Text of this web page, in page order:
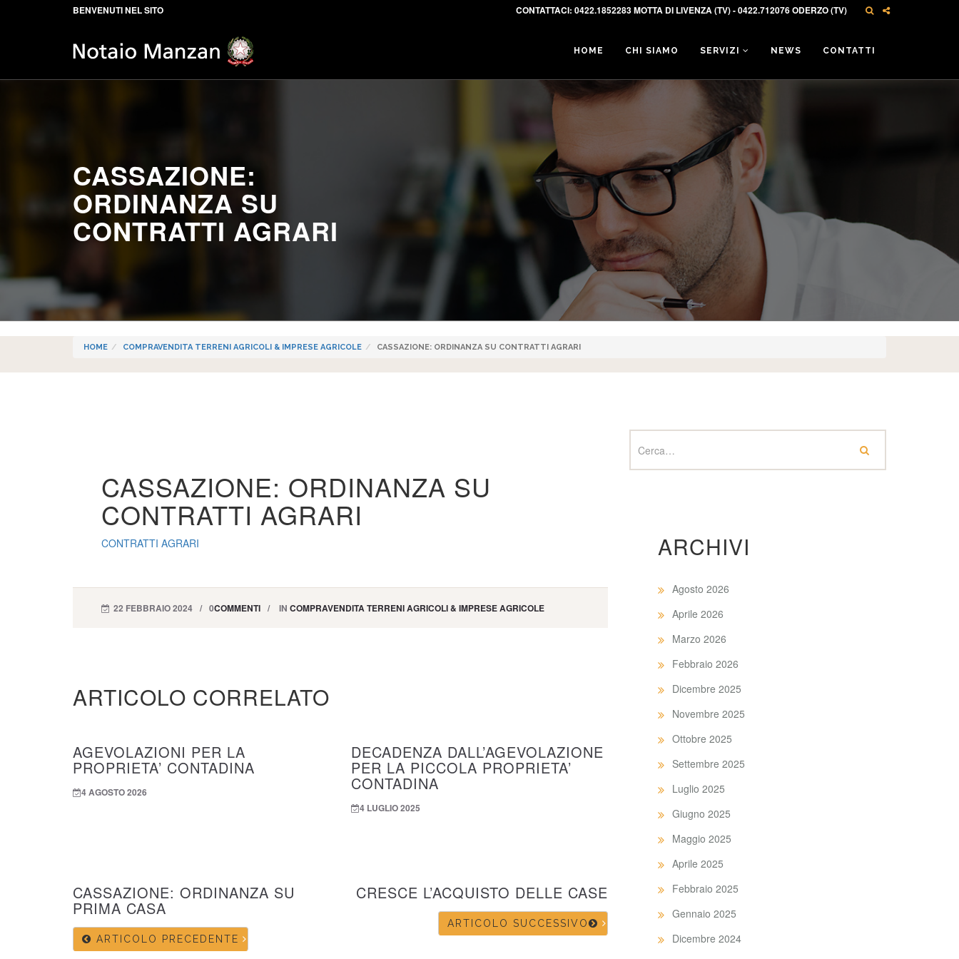
BENVENUTI NEL SITO CONTATTACI: 0422.1852283 MOTTA DI LIVENZA (TV) - 0422.712076 ODERZO (TV)
HOME CHI SIAMO SERVIZI NEWS CONTATTI
CASSAZIONE:
ORDINANZA SU
CONTRATTI AGRARI
HOME COMPRAVENDITA TERRENI AGRICOLI & IMPRESE AGRICOLE CASSAZIONE: ORDINANZA SU CONTRATTI AGRARI
CASSAZIONE: ORDINANZA SU
CONTRATTI AGRARI
CONTRATTI AGRARI
22 FEBBRAIO 2024 0COMMENTI IN COMPRAVENDITA TERRENI AGRICOLI & IMPRESE AGRICOLE
ARTICOLO CORRELATO
AGEVOLAZIONI PER LA
PROPRIETA’ CONTADINA
4 AGOSTO 2026
DECADENZA DALL’AGEVOLAZIONE
PER LA PICCOLA PROPRIETA’
CONTADINA
4 LUGLIO 2025
CASSAZIONE: ORDINANZA SU
PRIMA CASA
ARTICOLO PRECEDENTE
CRESCE L’ACQUISTO DELLE CASE
ARTICOLO SUCCESSIVO
ARCHIVI
Agosto 2026
Aprile 2026
Marzo 2026
Febbraio 2026
Dicembre 2025
Novembre 2025
Ottobre 2025
Settembre 2025
Luglio 2025
Giugno 2025
Maggio 2025
Aprile 2025
Febbraio 2025
Gennaio 2025
Dicembre 2024